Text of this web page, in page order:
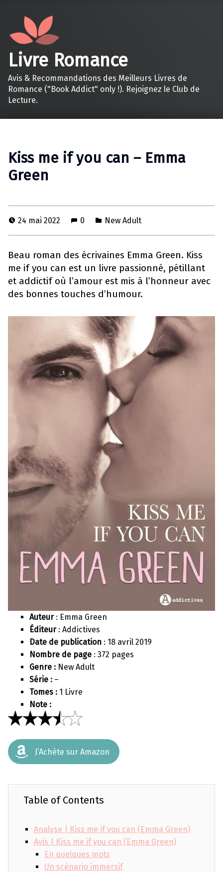
Livre Romance
Avis & Recommandations des Meilleurs Livres de
Romance ("Book Addict" only !). Rejoignez le Club de
Lecture.
Kiss me if you can – Emma
Green
24 mai 2022 0 New Adult
Beau roman des écrivaines Emma Green. Kiss
me if you can est un livre passionné, pétillant
et addictif où l’amour est mis à l’honneur avec
des bonnes touches d’humour.
Auteur: Emma Green
Éditeur : Addictives
Date de publication : 18 avril 2019
Nombre de page : 372 pages
Genre : New Adult
Série : –
Tomes : 1 Livre
Note :
J’Achète sur Amazon
Table of Contents
Analyse | Kiss me if you can (Emma Green)
Avis | Kiss me if you can (Emma Green)
En quelques mots
Un scénario immersif